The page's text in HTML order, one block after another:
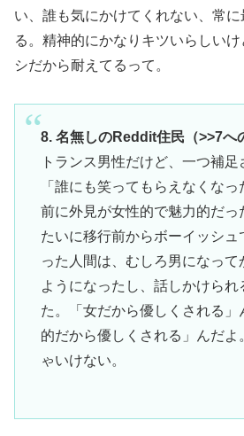
い、誰も気にかけてくれない、常
る。精神的にかなりキツいらしい
シだから耐えてるって。
8. 名無しのReddit住民（>>7へ
トランス男性だけど、一つ補
「誰にも笑ってもらえなくな
前に外見が女性的で魅力的だっ
たいに移行前からボーイッシュ
った人間は、むしろ男になって
ようになったし、話しかけられ
た。「女だから優しくされる」
的だから優しくされる」んだよ
ゃいけない。